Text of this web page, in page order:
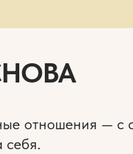
отношения — с
себя.